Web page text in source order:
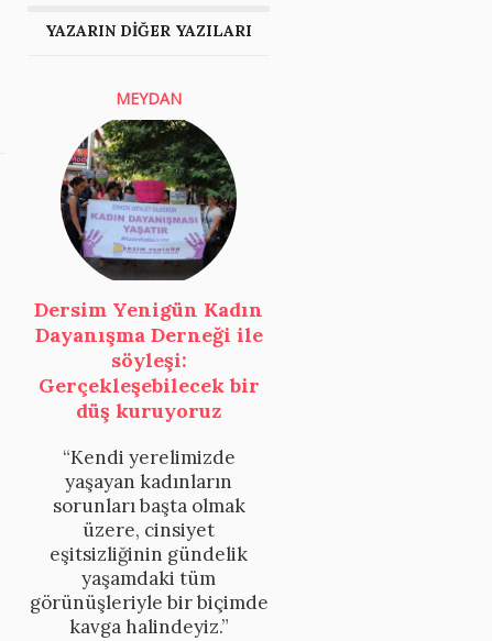
YAZARIN DİĞER YAZILARI
MEYDAN
Dersim Yenigün Kadın
Dayanışma Derneği ile
söyleşi:
Gerçekleşebilecek bir
düş kuruyoruz
“Kendi yerelimizde
yaşayan kadınların
sorunları başta olmak
üzere, cinsiyet
eşitsizliğinin gündelik
yaşamdaki tüm
görünüşleriyle bir biçimde
kavga halindeyiz.”